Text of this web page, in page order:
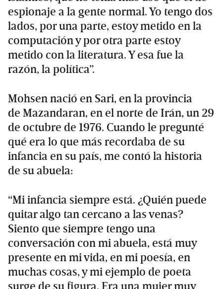
espionaje a la gente normal. Yo tengo dos
lados, por una parte, estoy metido en la
computación y por otra parte estoy
metido con la literatura. Y esa fue la
razón, la política”.
Mohsen nació en Sari, en la provincia
de Mazandaran, en el norte de Irán, un 29
de octubre de 1976. Cuando le pregunté
qué era lo que más recordaba de su
infancia en su país, me contó la historia
de su abuela:
“Mi infancia siempre está. ¿Quién puede
quitar algo tan cercano a las venas?
Siento que siempre tengo una
conversación con mi abuela, está muy
presente en mi vida, en mi poesía, en
muchas cosas, y mi ejemplo de poeta